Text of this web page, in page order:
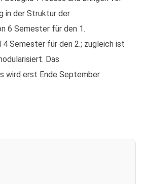
in der Struktur der
6 Semester für den 1.
Semester für den 2.; zugleich ist
Das
wird erst Ende September